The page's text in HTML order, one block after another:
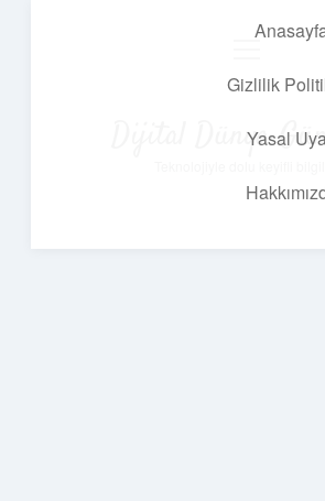
Gizlilik
Yasal
Dijital Dünya